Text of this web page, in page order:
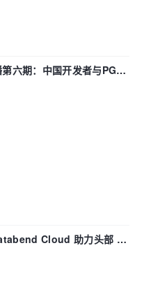
六期：中国开发者与PG内
什么？
Cloud 助力头部 AI